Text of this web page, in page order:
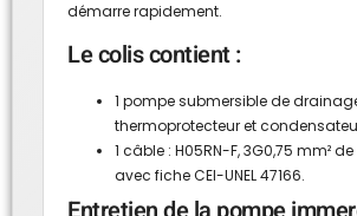
démarre rapidement.
Le colis contient :
1 pompe submersible de
thermoprotecteur et
1 câble : H05RN-F, 3G0,75 mm²
avec fiche CEI-UNEL 47166.